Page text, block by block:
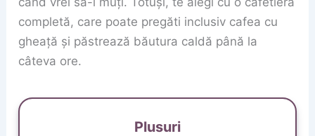
completă, care poate pregăti inclusiv cafea cu
gheață și păstrează băutura caldă până la
câteva ore.
Plusuri